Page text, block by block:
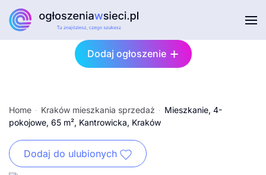
Dodaj ogłoszenie
Home Kraków mieszkania sprzedaż
Mieszkanie, 4-
pokojowe, 65 m², Kantrowicka, Kraków
Dodaj do ulubionych